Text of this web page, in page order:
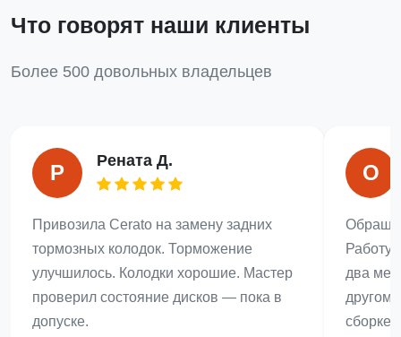
Что говорят наши клиенты
Более 500 довольных владельцев
Р
Рената Д.
Привозила Cerato на замену задних
тормозных колодок. Торможение
улучшилось. Колодки хорошие. Мастер
проверил состояние дисков — пока в
допуске.
О
Работу
два
другом
сборке